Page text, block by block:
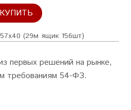
КУПИТЬ
(29м ящик 156шт)
первых решений на рынке,
требованиям 54-ФЗ.